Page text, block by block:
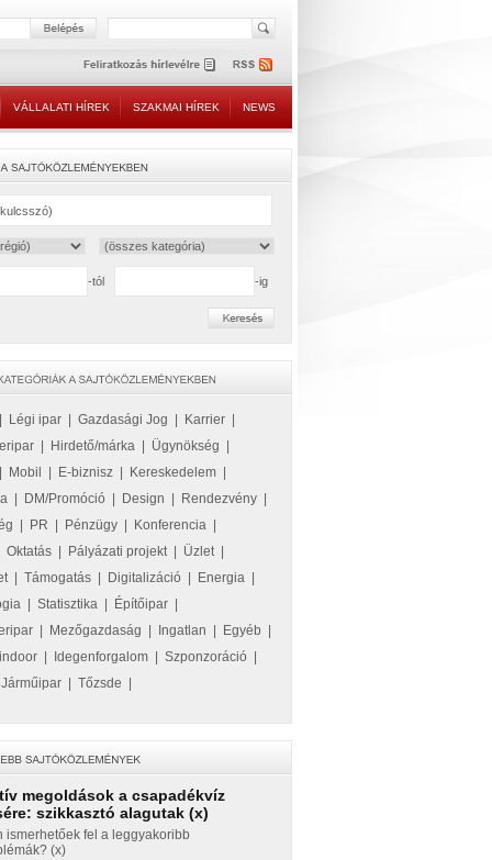
VÁLLALATI HÍREK SZAKMAI HÍREK NEWS
-tól -ig
Légi ipar Gazdasági Jog Karrier
Hirdető/márka Ügynökség
Mobil E-biznisz Kereskedelem
DM/Promóció Design Rendezvény
PR Pénzügy Konferencia
Oktatás Pályázati projekt| Üzlet|
| Támogatás Digitalizáció Energia
Statisztika Építőipar
Mezőgazdaság Ingatlan Egyéb
Idegenforgalom Szponzoráció
Járműipar Tőzsde
megoldások a csapadékvíz
szikkasztó alagutak (x)
ismerhetőek fel a leggyakoribb
(x)